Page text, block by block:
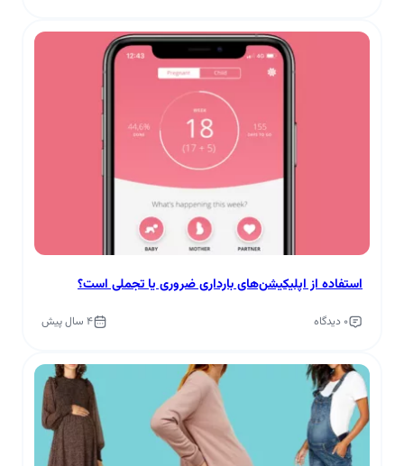
استفاده از اپلیکیشن‌های بارداری ضروری یا تجملی است؟
0 دیدگاه 4 سال پیش